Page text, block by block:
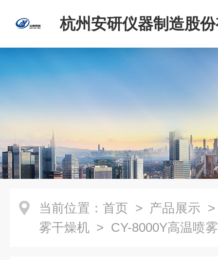
杭州安研仪器制造股
司
当前位置： 首页 > 产品展示
雾干燥机 > CY-8000Y高温喷